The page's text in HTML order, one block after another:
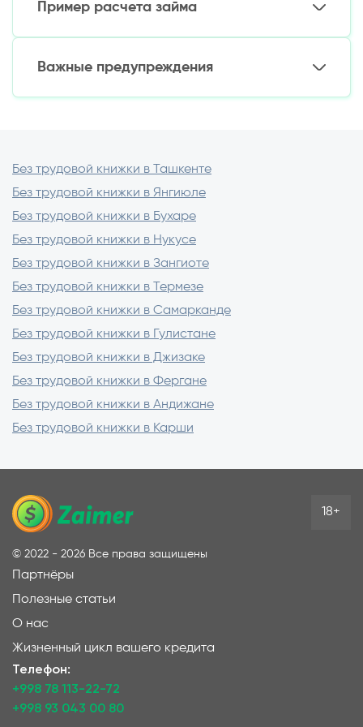
Кредитные кооперативы
Привяжите банковскую карту с историей
фриланс)
Пример расчета займа
Микрозайм 1 000 000 сум на 15 дней:
Под 1,5% в день
Важные предупреждения
Проверяйте лицензию кредитора на сайте
Избегайте кредиторов, требующих
предоплату
Сравнивайте условия в 3-5 организациях
Без трудовой книжки в Ташкенте
Без трудовой книжки в Янгиюле
Без трудовой книжки в Бухаре
Без трудовой книжки в Нукусе
Без трудовой книжки в Зангиоте
Без трудовой книжки в Термезе
Без трудовой книжки в Самарканде
Без трудовой книжки в Гулистане
Без трудовой книжки в Джизаке
Без трудовой книжки в Фергане
Без трудовой книжки в Андижане
Без трудовой книжки в Карши
© 2022 - 2026 Все права защищены
Партнёры
Полезные статьи
О нас
Жизненный цикл вашего кредита
Телефон:
+998 78 113-22-72
+998 93 043 00 80
18+